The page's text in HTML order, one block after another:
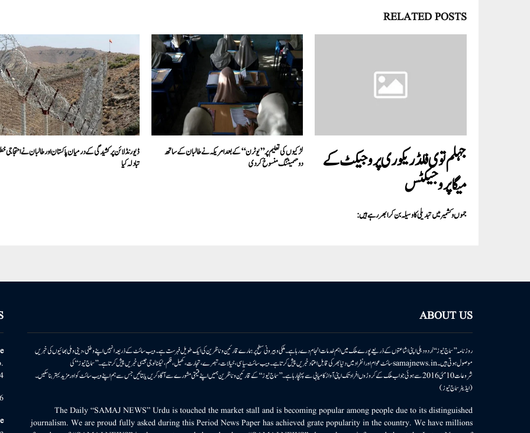
RELATED POSTS
جہلم توی فلڈ ریکوری پروجیکٹ کے
میگا پروجیکٹس
جموں و کشمیر میں تبدیلی کا وسیلہ بن کر ابھر رہے ہیں:
لڑکیوں کی تعلیم پر’’ یو ٹرن‘‘کے بعد امریکہ نے طالبان کے ساتھ
دوحہمیٹنگ منسوخ کر دی
ڈیورنڈ لائن پر کشیدگی کے درمیان پاکستان اور طالبان نے احتجاجی
تبادلہ کیا
ABOUT US
روزنامہ ’’سماج نیوز‘‘ اُردو دہلی اپنی اشاعتوں کے ذریعے پورے ملک میں اہم خدمات انجام دے رہا ہے۔ ملکی وبیرونی سطح پر ہمارے قارئین وناظرین کی ایک طویل فہرست ہے۔ ویب سائٹ کے ذریعہ انہیں اپنے وطنی، دینی وملی بھائیوں کی خبریں
موصول ہوتی ہیں۔samajnews.inسائٹ عوام اور انفراد میں دنیا بھر کی قابل اعتماد خبریں پیش کرتا ہے۔ ویب سائٹ سیاسی، خیالات، تبصرے، تجارت، کھیل، فلم، ٹیکنالوجی جیسی خبریں پیش کرتا ہے۔ ’’سماج نیوز‘‘ کی
شروعات 10مئی 2016 سے ہوئی جو اب ملک کے کروڑوں افراد تک اپنی آواز کامیابی سے پہنچا رہا ہے۔ ’’سماج نیوز‘‘ کے قارئین وناظرین ہمیں اپنے قیمتی مشورے سے آگاہ کریں یا بتائیں جس سے ہم اپنے ویب سائٹ کو اور مزید بہتر بناسکیں۔
(ایڈیٹر سماج نیوز)
The Daily “SAMAJ NEWS” Urdu is touched the market stall and is becoming popular among people due to its distinguished
journalism. We are proud fully asked during this Period News Paper has achieved grate popularity in the country. We have millions